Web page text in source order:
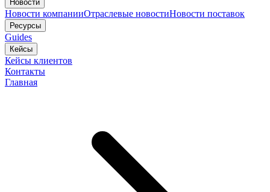
Новости
Новости компанииОтраслевые новостиНовости поставок
Ресурсы
Guides
Кейсы
Кейсы клиентов
Контакты
Главная